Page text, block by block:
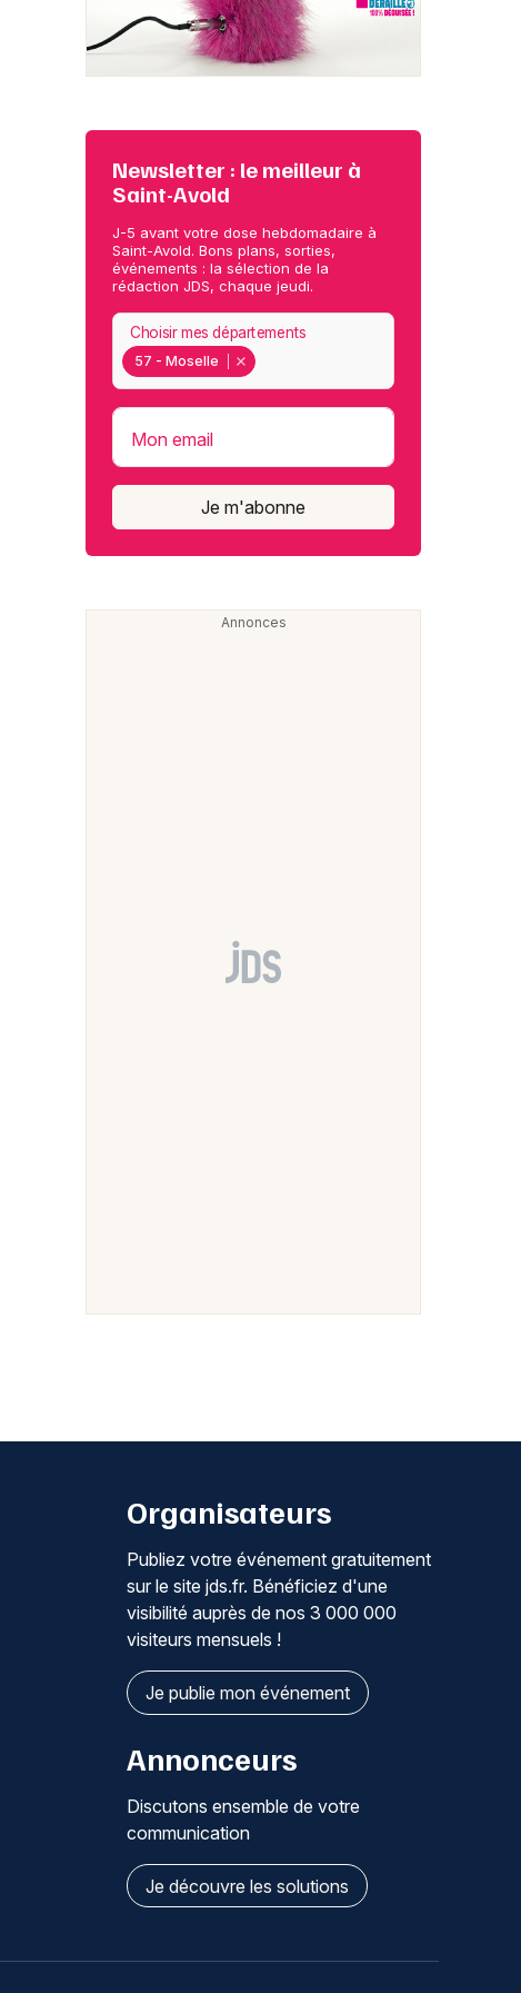
Newsletter : le meilleur à
Saint-Avold
J-5 avant votre dose hebdomadaire à
Saint-Avold. Bons plans, sorties,
événements : la sélection de la
rédaction JDS, chaque jeudi.
57 - Moselle
Choisir mes départements
Mon email
Je m'abonne
Organisateurs
Publiez votre événement gratuitement
sur le site jds.fr. Bénéficiez d'une
visibilité auprès de nos 3 000 000
visiteurs mensuels !
Je publie mon événement
Annonceurs
Discutons ensemble de votre
communication
Je découvre les solutions